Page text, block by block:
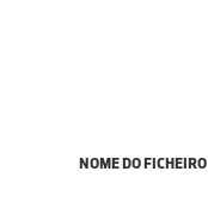
NOME DO FICHEIRO